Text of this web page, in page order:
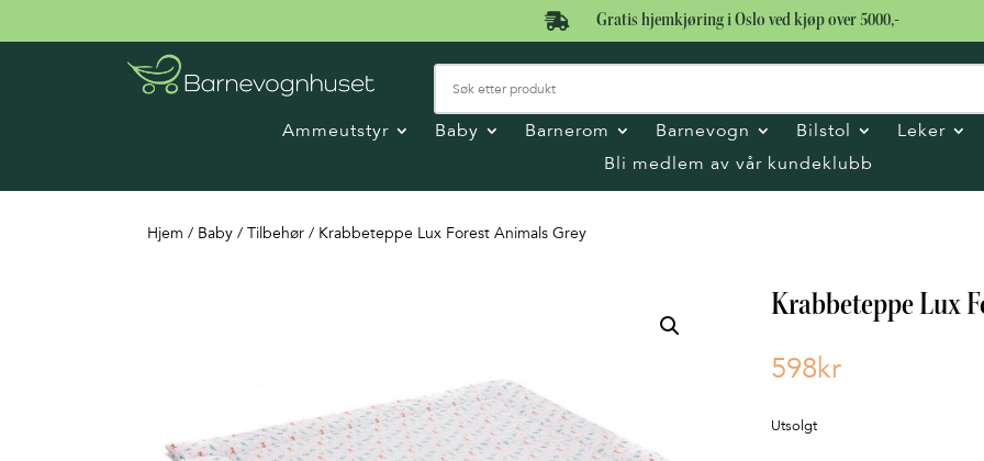
 Gratis hjemkjøring i Oslo ved kjøp over 5000,-
Ammeutstyr Baby Barnerom Barnevogn Bilstol Leker
Bli medlem av vår kundeklubb
Hjem / Baby /Tilbehør / Krabbeteppe Lux Forest Animals Grey
Krabbeteppe Lux
598kr
Utsolgt